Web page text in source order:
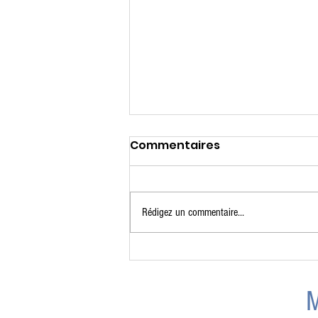
Camp de patin estival
Commentaires
Rédigez un commentaire...